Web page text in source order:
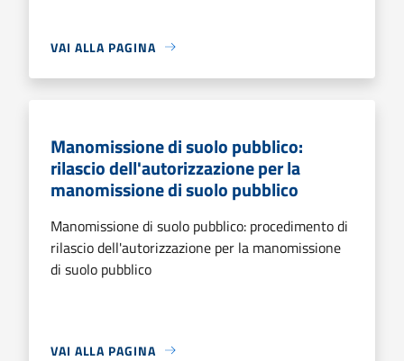
VAI ALLA PAGINA
Manomissione di suolo pubblico:
rilascio dell'autorizzazione per la
manomissione di suolo pubblico
Manomissione di suolo pubblico: procedimento di
rilascio dell'autorizzazione per la manomissione
di suolo pubblico
VAI ALLA PAGINA